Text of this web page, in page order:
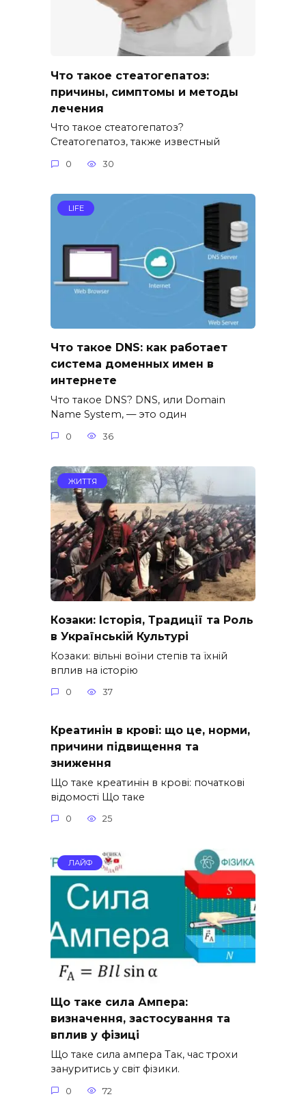
Что такое стеатогепатоз:
причины, симптомы и методы
лечения
Что такое стеатогепатоз?
Стеатогепатоз, также известный
0 30
LIFE
Что такое DNS: как работает
система доменных имен в
интернете
Что такое DNS? DNS, или Domain
Name System, — это один
0 36
ЖИТТЯ
Козаки: Історія, Традиції та Роль
в Українській Культурі
Козаки: вільні воїни степів та їхній
вплив на історію
0 37
Креатинін в крові: що це, норми,
причини підвищення та
зниження
Що таке креатинін в крові: початкові
відомості Що таке
0 25
ЛАЙФ
Що таке сила Ампера:
визначення, застосування та
вплив у фізиці
Що таке сила ампера Так, час трохи
зануритись у світ фізики.
0 72